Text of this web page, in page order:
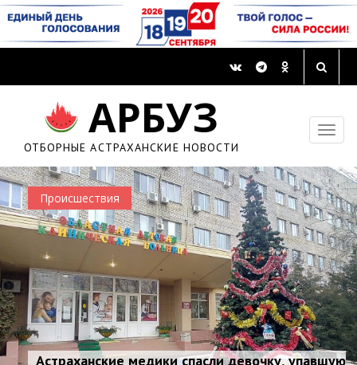
АРБУЗ
ОТБОРНЫЕ АСТРАХАНСКИЕ НОВОСТИ
Происшествия
Астраханские медики спасли девочку, упавшую